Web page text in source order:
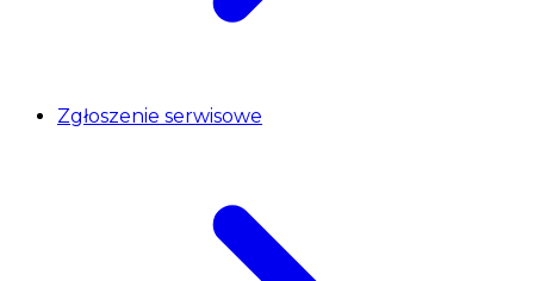
Zgłoszenie serwisowe